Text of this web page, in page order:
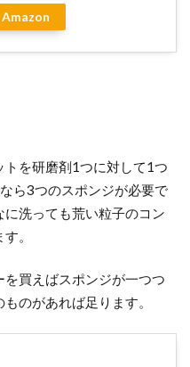
Amazon
を研磨剤1つに対して1つ
ら3つのスポンジが必要で
洗っても荒い粒子のコン
。
買えばスポンジが一つつ
のがあれば足ります。